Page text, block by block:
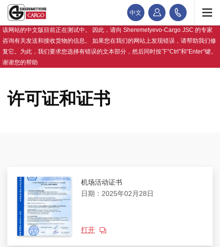
中文
该网站的中文版目前正在测试中。 因此，请向 Sheremetyevo-Cargo JSC 的专家
咨询有关发送和接收货物的信息。 如果您在我们的网站上发现错误，请帮助我们修
复它。为此，我们要求您选择有错误的文本部分，然后同时按下“Ctrl”和“Enter”键。
谢谢您的帮助
许可证和证书
机场活动证书
日期：2025年02月28日
打开